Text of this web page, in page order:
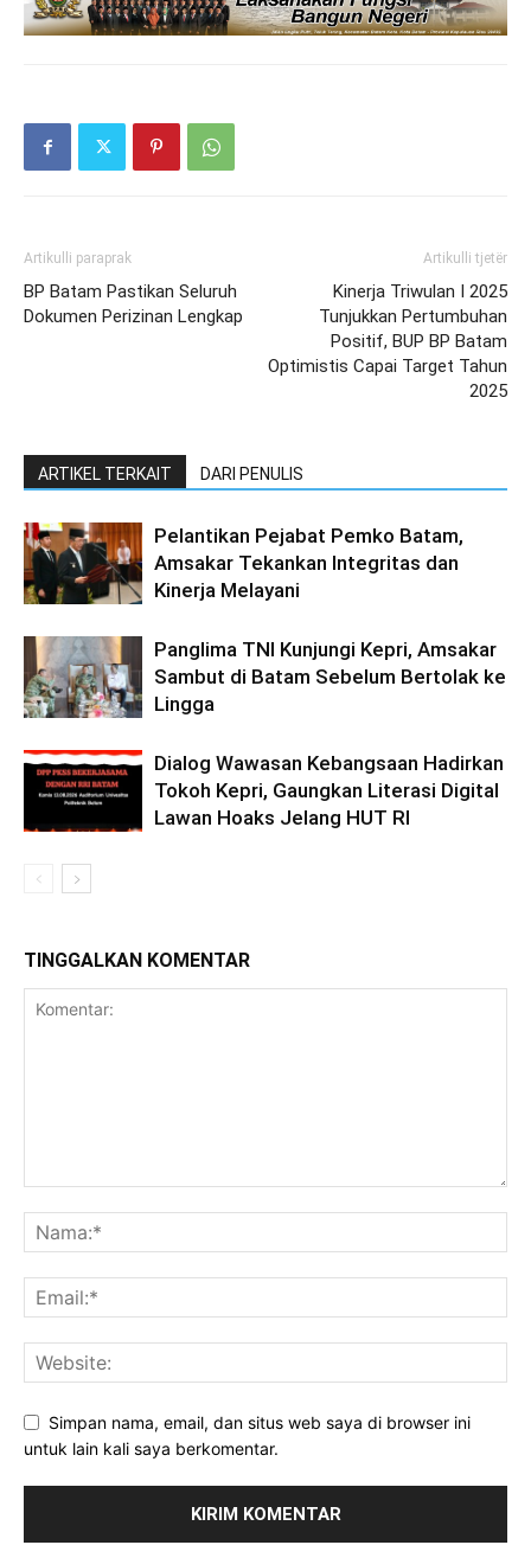
Artikulli paraprak
BP Batam Pastikan Seluruh
Dokumen Perizinan Lengkap
Artikulli tjetër
Kinerja Triwulan I 2025
Tunjukkan Pertumbuhan
Positif, BUP BP Batam
Optimistis Capai Target Tahun
2025
ARTIKEL TERKAIT DARI PENULIS
Pelantikan Pejabat Pemko Batam,
Amsakar Tekankan Integritas dan
Kinerja Melayani
Panglima TNI Kunjungi Kepri, Amsakar
Sambut di Batam Sebelum Bertolak ke
Lingga
Dialog Wawasan Kebangsaan Hadirkan
Tokoh Kepri, Gaungkan Literasi Digital
Lawan Hoaks Jelang HUT RI
TINGGALKAN KOMENTAR
Simpan nama, email, dan situs web saya di browser ini
untuk lain kali saya berkomentar.